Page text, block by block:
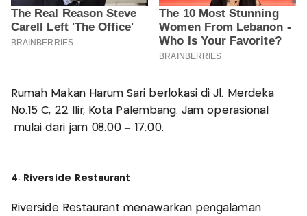
Rumah Makan Harum Sari berlokasi di Jl. Merdeka
No.15 C, 22 Ilir, Kota Palembang. Jam operasional
mulai dari jam 08.00 – 17.00.
4. Riverside Restaurant
Riverside Restaurant menawarkan pengalaman